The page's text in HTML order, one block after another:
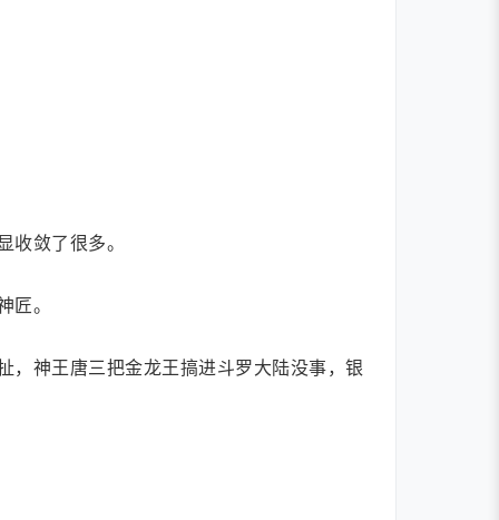
敛了很多。
。
，神王唐三把金龙王搞进斗罗大陆没事，银